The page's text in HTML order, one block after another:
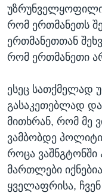
უზრუნველყოფილი
რომ ერთმანეთს
ერთმანეთთან
რომ ერთმანეთი
ესეც სათქმელად
გასაკეთებლად
მითხრან, რომ მე
ვამბობდე
როცა ვაშნგტონში
მართლები
ყველაფრისა,